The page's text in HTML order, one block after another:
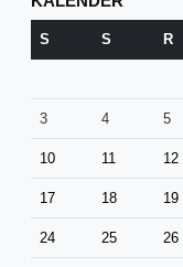
S S R
3 4 5
10 11 12
17 18 19
24 25 26